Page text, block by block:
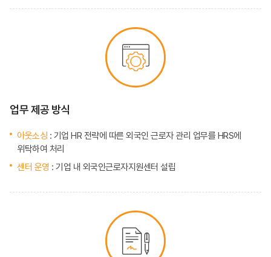
업무 제공 방식
아웃소싱 : 기업 HR 전략에 따른 외국인 근로자 관리 업무를 HRS에
위탁하여 처리
센터 운영 : 기업 내 외국인근로자지원센터 설립